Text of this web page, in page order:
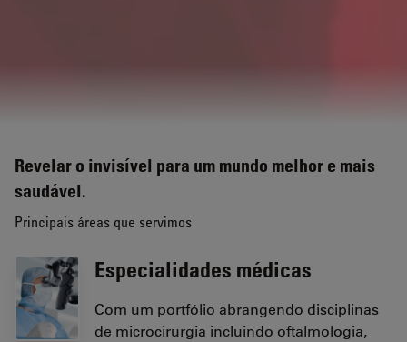
Revelar o invisível para um mundo melhor e mais
saudável.
Principais áreas que servimos
Especialidades médicas
Com um portfólio abrangendo disciplinas
de microcirurgia incluindo oftalmologia,